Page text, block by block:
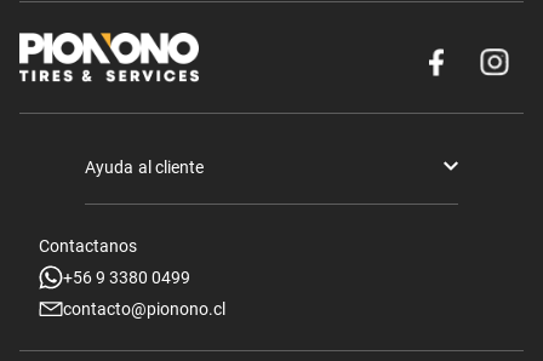
Ayuda al cliente
Mis pedidos
Contactanos
+56 9 3380 0499
contacto@pionono.cl